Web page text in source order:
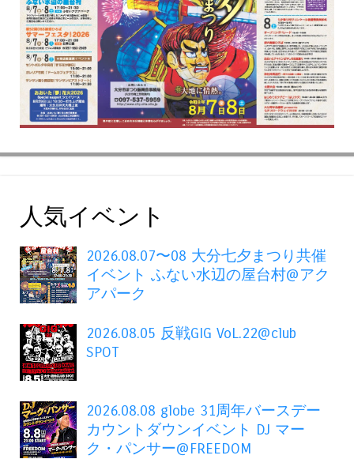
人気イベント
2026.08.07〜08 大分七夕まつり共催
イベント ふない水辺の屋台村@アク
アパーク
2026.08.05 反戦GIG VoL.22@club
SPOT
2026.08.08 globe 31周年バースデー
カウントダウンイベント DJ マー
ク・パンサー@FREEDOM